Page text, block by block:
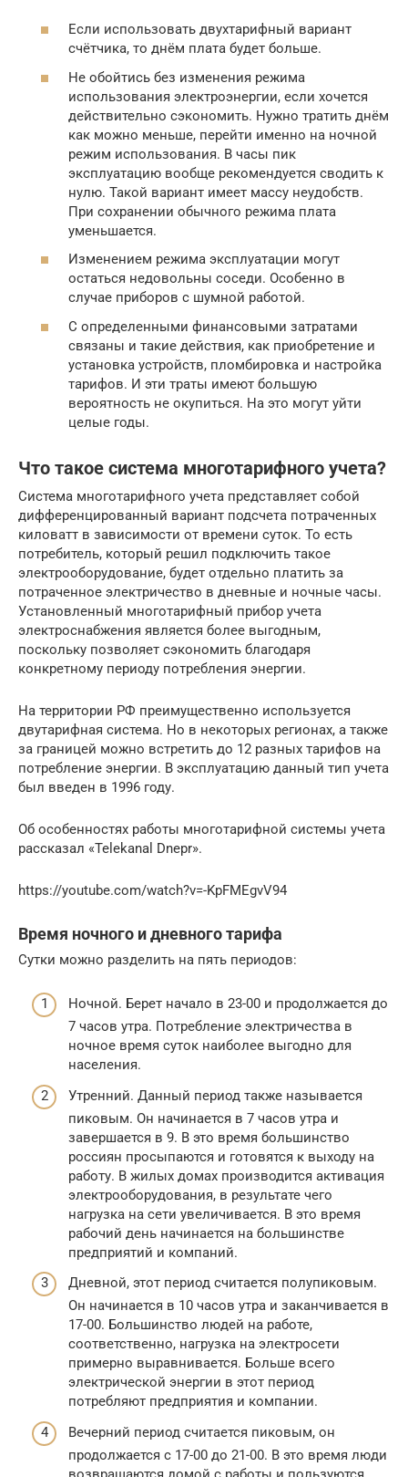
Если использовать двухтарифный вариант
счётчика, то днём плата будет больше.
Не обойтись без изменения режима
использования электроэнергии, если хочется
действительно сэкономить. Нужно тратить днём
как можно меньше, перейти именно на ночной
режим использования. В часы пик
эксплуатацию вообще рекомендуется сводить к
нулю. Такой вариант имеет массу неудобств.
При сохранении обычного режима плата
уменьшается.
Изменением режима эксплуатации могут
остаться недовольны соседи. Особенно в
случае приборов с шумной работой.
С определенными финансовыми затратами
связаны и такие действия, как приобретение и
установка устройств, пломбировка и настройка
тарифов. И эти траты имеют большую
вероятность не окупиться. На это могут уйти
целые годы.
Что такое система многотарифного учета?
Система многотарифного учета представляет собой
дифференцированный вариант подсчета потраченных
киловатт в зависимости от времени суток. То есть
потребитель, который решил подключить такое
электрооборудование, будет отдельно платить за
потраченное электричество в дневные и ночные часы.
Установленный многотарифный прибор учета
электроснабжения является более выгодным,
поскольку позволяет сэкономить благодаря
конкретному периоду потребления энергии.
На территории РФ преимущественно используется
двутарифная система. Но в некоторых регионах, а также
за границей можно встретить до 12 разных тарифов на
потребление энергии. В эксплуатацию данный тип учета
был введен в 1996 году.
Об особенностях работы многотарифной системы учета
рассказал «Telekanal Dnepr».
https://youtube.com/watch?v=-KpFMEgvV94
Время ночного и дневного тарифа
Сутки можно разделить на пять периодов:
Ночной. Берет начало в 23-00 и продолжается до
7 часов утра. Потребление электричества в
ночное время суток наиболее выгодно для
населения.
Утренний. Данный период также называется
пиковым. Он начинается в 7 часов утра и
завершается в 9. В это время большинство
россиян просыпаются и готовятся к выходу на
работу. В жилых домах производится активация
электрооборудования, в результате чего
нагрузка на сети увеличивается. В это время
рабочий день начинается на большинстве
предприятий и компаний.
Дневной, этот период считается полупиковым.
Он начинается в 10 часов утра и заканчивается в
17-00. Большинство людей на работе,
соответственно, нагрузка на электросети
примерно выравнивается. Больше всего
электрической энергии в этот период
потребляют предприятия и компании.
Вечерний период считается пиковым, он
продолжается с 17-00 до 21-00. В это время люди